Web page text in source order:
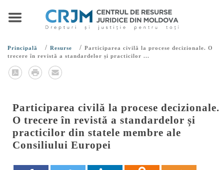
Principală / Resurse / Participarea civilă la procese decizionale. O
trecere în revistă a standardelor și practicilor ...
Participarea civilă la procese decizionale.
O trecere în revistă a standardelor și
practicilor din statele membre ale
Consiliului Europei